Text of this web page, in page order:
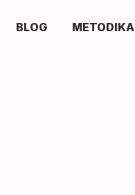
BLOG METODIKA